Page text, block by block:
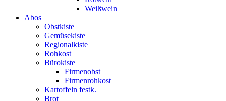
Weißwein
Abos
Obstkiste
Gemüsekiste
Regionalkiste
Rohkost
Bürokiste
Firmenobst
Firmenrohkost
Kartoffeln festk.
Brot